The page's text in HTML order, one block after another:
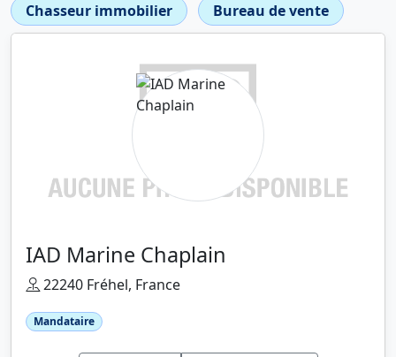
Chasseur immobilier
Bureau de vente
IAD Marine Chaplain
22240 Fréhel, France
Mandataire